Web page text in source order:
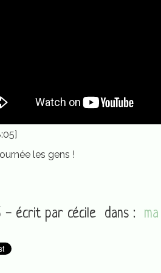
les gens !
- écrit par cécile dans :